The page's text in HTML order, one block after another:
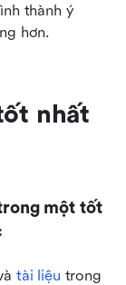
thành ý
hơn.
nhất
một tốt
tài liệu trong